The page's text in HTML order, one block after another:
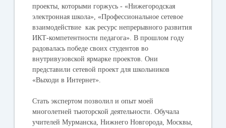
проекты, которыми горжусь - «Нижегородская
электронная школа», «Профессиональное сетевое
взаимодействие как ресурс непрерывного развития
ИКТ-компетентности педагога». В прошлом году
радовалась победе своих студентов во
внутривузовской ярмарке проектов. Они
представили сетевой проект для школьников
«Выходи в Интернет».
Стать экспертом позволил и опыт моей
многолетней тьюторской деятельности. Обучала
учителей Мурманска, Нижнего Новгорода, Москвы,